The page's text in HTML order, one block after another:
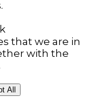
that we are in
with the
All